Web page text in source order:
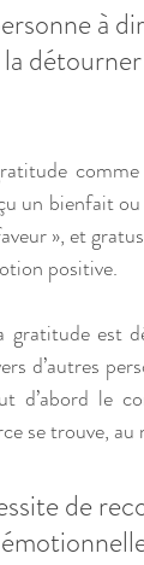
à
un bienfait
», et
positive.
est
d’autres
d’abord le
se trouve,
de